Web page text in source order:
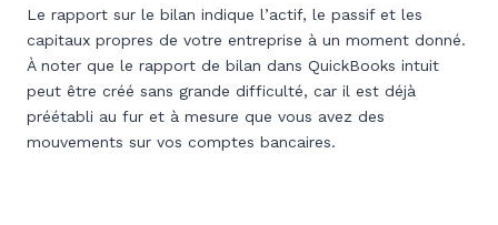
Le rapport sur le bilan indique l’actif, le passif et les
capitaux propres de votre entreprise à un moment donné.
À noter que le rapport de bilan dans QuickBooks intuit
peut être créé sans grande difficulté, car il est déjà
préétabli au fur et à mesure que vous avez des
mouvements sur vos comptes bancaires.